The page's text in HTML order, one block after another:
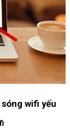
wifi yếu